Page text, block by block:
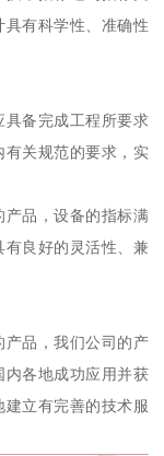
有科学性、准确性
具备完成工程所要求
关规范的要求，实
产品，设备的指标满
有良好的灵活性、兼
产品，我们公司的产
内各地成功应用并获
立有完善的技术服